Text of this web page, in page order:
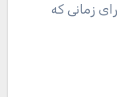
زمانی که